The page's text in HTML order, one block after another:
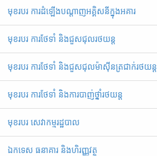
មុខរបរ ការដំឡើងបណ្ដាញអគ្គិសនីក្នុងអគារ
មុខរបរ ការថែទាំ និងជួសជុលរថយន្ត
មុខរបរ ការថែទាំ និងជួសជុលម៉ាស៊ីនត្រជាក់រថយន្ត
មុខរបរ ការថែទាំ និងការបាញ់ថ្នាំរថយន្ត
មុខរបរ សេវាកម្មរដ្ឋបាល
ឯកទេស ធនាគារ និងហិរញ្ញវត្ថុ